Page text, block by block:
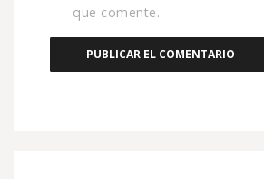
que comente.